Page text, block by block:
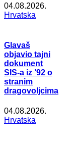
04.08.2026.
Hrvatska
Glavaš
objavio tajni
dokument
SIS-a iz ’92 o
stranim
dragovoljcima
04.08.2026.
Hrvatska